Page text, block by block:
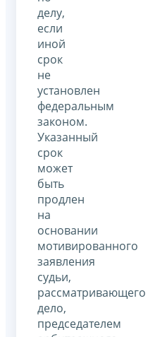
делу,
если
иной
срок
не
установлен
федеральным
законом.
Указанный
срок
может
быть
продлен
на
основании
мотивированного
заявления
судьи,
рассматривающего
дело,
председателем